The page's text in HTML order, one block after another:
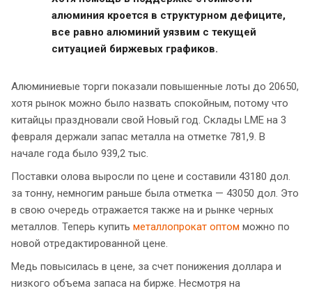
алюминия кроется в структурном дефиците,
все равно алюминий уязвим с текущей
ситуацией биржевых графиков.
Алюминиевые торги показали повышенные лоты до 20650,
хотя рынок можно было назвать спокойным, потому что
китайцы праздновали свой Новый год. Склады LME на 3
февраля держали запас металла на отметке 781,9. В
начале года было 939,2 тыс.
Поставки олова выросли по цене и составили 43180 дол.
за тонну, немногим раньше была отметка — 43050 дол. Это
в свою очередь отражается также на и рынке черных
металлов. Теперь купить металлопрокат оптом можно по
новой отредактированной цене.
Медь повысилась в цене, за счет понижения доллара и
низкого объема запаса на бирже. Несмотря на